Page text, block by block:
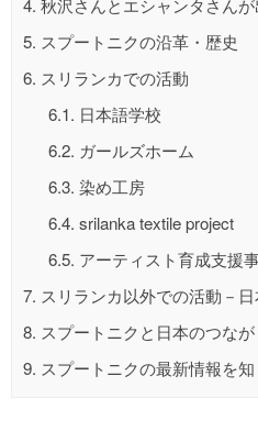
4. 秋沢さんとエシャンタさん
5. スプートニクの沿革・歴史
6. スリランカでの活動
6.1. 日本語学校
6.2. ガールズホーム
6.3. 染め工房
6.4. srilanka textile project
6.5. アーティスト育成支援
7. スリランカ以外での活動－
8. スプートニクと日本のつなが
9. スプートニクの最新情報を